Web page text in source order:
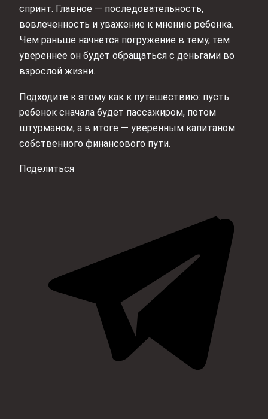
спринт. Главное — последовательность,
вовлеченность и уважение к мнению ребенка.
Чем раньше начнется погружение в тему, тем
увереннее он будет обращаться с деньгами во
взрослой жизни.
Подходите к этому как к путешествию: пусть
ребенок сначала будет пассажиром, потом
штурманом, а в итоге — уверенным капитаном
собственного финансового пути.
Поделиться